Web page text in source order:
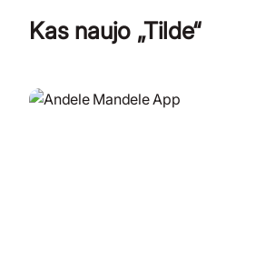
Kas naujo „Tilde“